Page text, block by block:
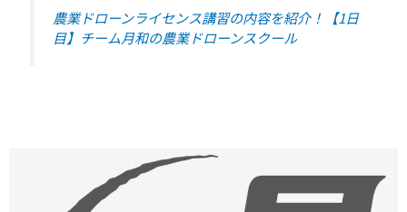
農業ドローンライセンス講習の内容を紹介！【1日
目】チーム月和の農業ドローンスクール